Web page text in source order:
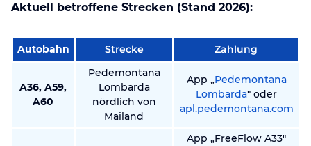
Aktuell betroffene Strecken (Stand 2026):
Autobahn Strecke Zahlung
A36, A59,
A60
Pedemontana
Lombarda
nördlich von
Mailand
App „Pedemontana
Lombarda" oder
apl.pedemontana.com
App „FreeFlow A33"